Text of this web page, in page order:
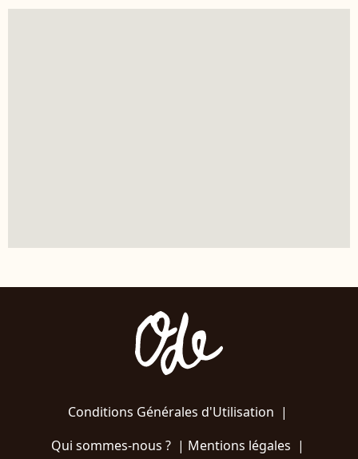
Conditions Générales d'Utilisation |
Qui sommes-nous ?| Mentions légales |